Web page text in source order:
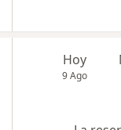
Hoy
9 Ago